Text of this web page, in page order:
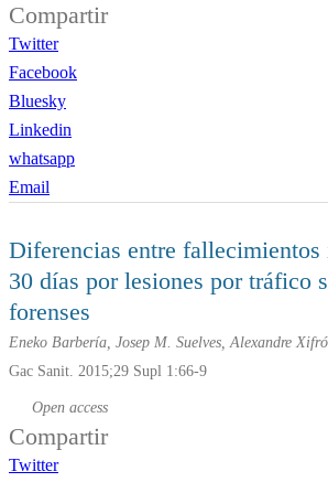
Compartir
Twitter
Facebook
Bluesky
Linkedin
whatsapp
Email
Diferencias entre fallecimientos
30 días por lesiones por tráfico
forenses
Eneko Barbería, Josep M. Suelves, Alexandre
Gac Sanit. 2015;29 Supl 1:66-9
Open access
Compartir
Twitter